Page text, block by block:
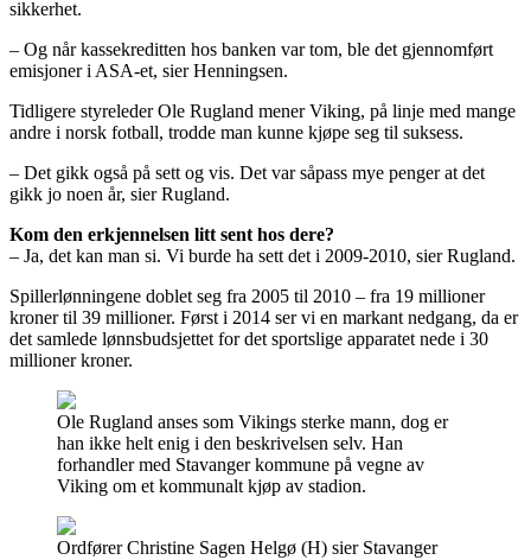
sikkerhet.
– Og når kassekreditten hos banken var tom, ble det gjennomført
emisjoner i ASA-et, sier Henningsen.
Tidligere styreleder Ole Rugland mener Viking, på linje med mange
andre i norsk fotball, trodde man kunne kjøpe seg til suksess.
– Det gikk også på sett og vis. Det var såpass mye penger at det
gikk jo noen år, sier Rugland.
Kom den erkjennelsen litt sent hos dere?
– Ja, det kan man si. Vi burde ha sett det i 2009-2010, sier Rugland.
Spillerlønningene doblet seg fra 2005 til 2010 – fra 19 millioner
kroner til 39 millioner. Først i 2014 ser vi en markant nedgang, da er
det samlede lønnsbudsjettet for det sportslige apparatet nede i 30
millioner kroner.
Ole Rugland anses som Vikings sterke mann, dog er
han ikke helt enig i den beskrivelsen selv. Han
forhandler med Stavanger kommune på vegne av
Viking om et kommunalt kjøp av stadion.
Ordfører Christine Sagen Helgø (H) sier Stavanger